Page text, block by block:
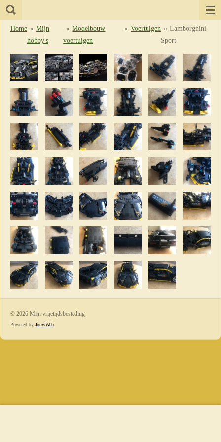
Ga
hoofdinhoud
Home » Mijn
hobby's
» Modelbouw
voertuigen
» Voertuigen » Lamborghini
Sport
© 2026 Mijn vrijetijdsbesteding
Powered by JouwWeb